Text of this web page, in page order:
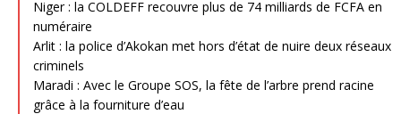
Niger : la COLDEFF recouvre plus de 74 milliards de FCFA en
numéraire
Arlit : la police d’Akokan met hors d’état de nuire deux réseaux
criminels
Maradi : Avec le Groupe SOS, la fête de l’arbre prend racine
grâce à la fourniture d’eau